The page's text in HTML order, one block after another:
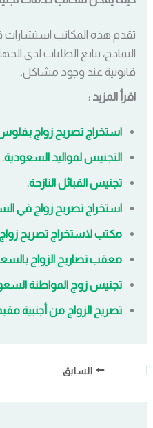
تقدم هذه المكاتب استشارات
النماذج، تتابع الطلبات لدى
قانونية عند وجود مشاكل.
اقرأ المزيد :
استخراج تصريح زواج
التجنيس لمواليد السعودية.
تجنيس القبائل النازحة.
استخراج تصريح زواج في
مكتب لاستخراج تصريح
معقب تصاريح الزواج
تجنيس زوج المواطنة
تصريح الزواج من أجنبية
السابق